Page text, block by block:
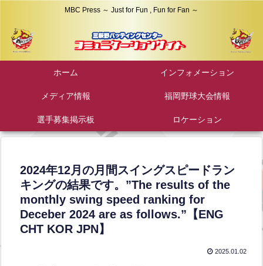
MBC Press ～ Just for Fun , Fun for Fan ～
ホーム インフォメーション
メディア情報 福岡野球大会情報
選手募集掲示板 ロケーション
2024年12月の月間スイングスピードラン
キングの結果です。”The results of the
monthly swing speed ranking for
Deceber 2024 are as follows.”【ENG
CHT KOR JPN】
2025.01.02